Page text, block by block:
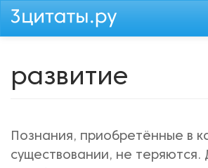
Перейти
развитие
Познания, приобретённые в
существовании, не теряются.